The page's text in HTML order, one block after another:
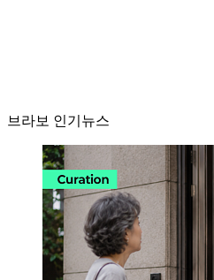
브라보 인기뉴스